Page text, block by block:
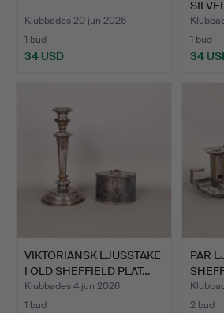
Klubbades 20 jun 2026
1 bud
34 USD
1 bud
34
VIKTORIANSK LJUSSTAKE
I OLD SHEFFIELD PLAT…
Klubbades 4 jun 2026
1 bud
PAR
2 bud